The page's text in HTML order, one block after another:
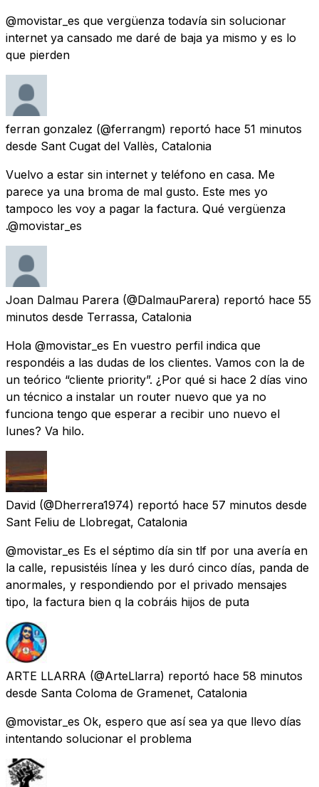
@movistar_es que vergüenza todavía sin solucionar
internet ya cansado me daré de baja ya mismo y es lo
que pierden
ferran gonzalez (@ferrangm) reportó hace 51 minutos
desde Sant Cugat del Vallès, Catalonia
Vuelvo a estar sin internet y teléfono en casa. Me
parece ya una broma de mal gusto. Este mes yo
tampoco les voy a pagar la factura. Qué vergüenza
.@movistar_es
Joan Dalmau Parera (@DalmauParera) reportó hace 55
minutos desde Terrassa, Catalonia
Hola @movistar_es En vuestro perfil indica que
respondéis a las dudas de los clientes. Vamos con la de
un teórico “cliente priority”. ¿Por qué si hace 2 días vino
un técnico a instalar un router nuevo que ya no
funciona tengo que esperar a recibir uno nuevo el
lunes? Va hilo.
David (@Dherrera1974) reportó hace 57 minutos desde
Sant Feliu de Llobregat, Catalonia
@movistar_es Es el séptimo día sin tlf por una avería en
la calle, repusistéis línea y les duró cinco días, panda de
anormales, y respondiendo por el privado mensajes
tipo, la factura bien q la cobráis hijos de puta
ARTE LLARRA (@ArteLlarra) reportó hace 58 minutos
desde Santa Coloma de Gramenet, Catalonia
@movistar_es Ok, espero que así sea ya que llevo días
intentando solucionar el problema